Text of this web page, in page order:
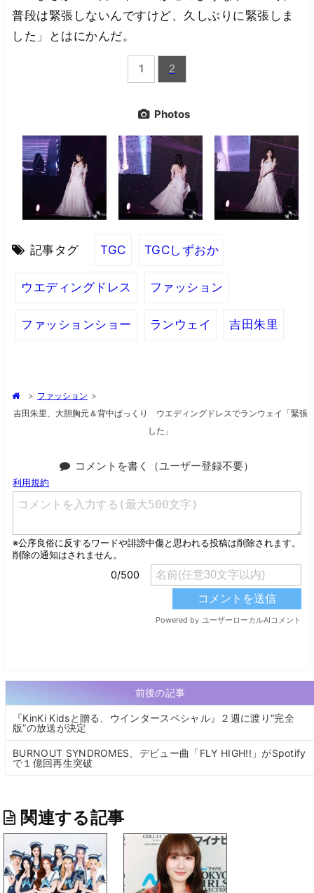
普段は緊張しないんですけど、久しぶりに緊張しま
した」とはにかんだ。
1 2
Photos
記事タグ TGC TGCしずおか
ウエディングドレス ファッション
ファッションショー ランウェイ 吉田朱里
> ファッション >
吉田朱里、大胆胸元＆背中ぱっくり ウエディングドレスでランウェイ「緊張
した」
コメントを書く（ユーザー登録不要）
前後の記事
『KinKi Kidsと贈る、ウインタースペシャル』２週に渡り“完全
版”の放送が決定
BURNOUT SYNDROMES、デビュー曲「FLY HIGH!!」がSpotify
で１億回再生突破
関連する記事